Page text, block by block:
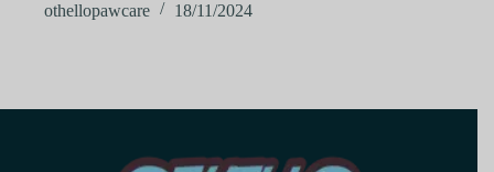
othellopawcare
18/11/2024